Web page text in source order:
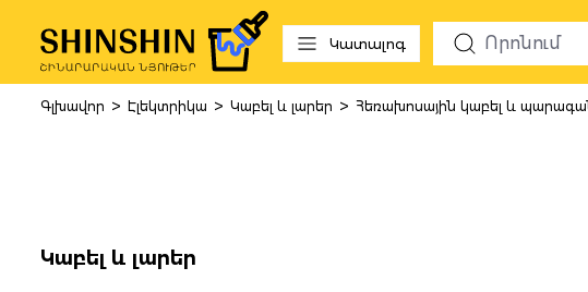
Skip to main navigation
Կատալոգ
Գլխավոր > Էլեկտրիկա > Կաբել և լարեր > Հեռախոսային կաբել և
Կաբել և լարեր